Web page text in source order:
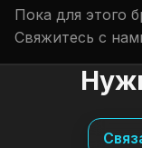
Пока для этого
Свяжитесь с